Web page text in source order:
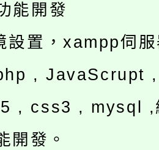
能開發
設置，xampp伺
, JavaScrupt
, css3 , mysql ,
開發。